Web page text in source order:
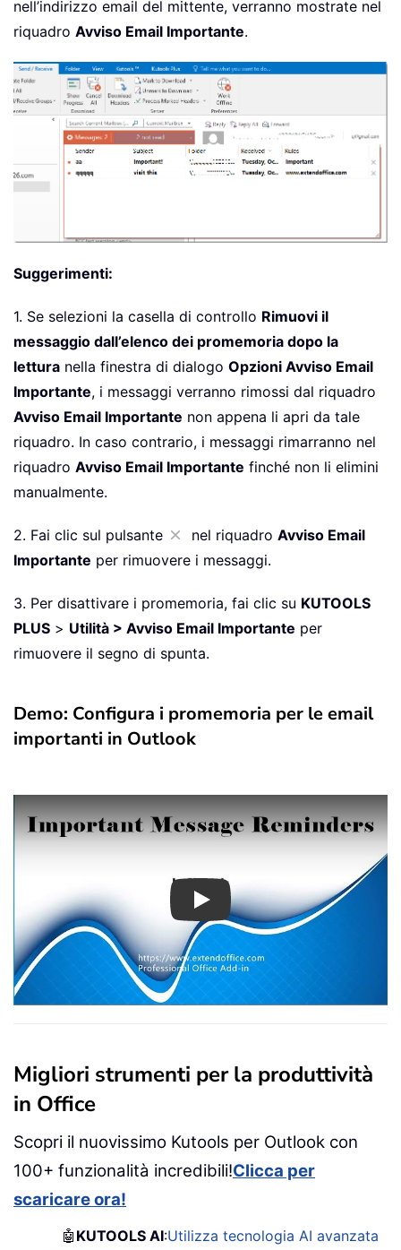
nell’indirizzo email del mittente, verranno mostrate nel
riquadro Avviso Email Importante.
Suggerimenti:
1. Se selezioni la casella di controllo Rimuovi il
messaggio dall’elenco dei promemoria dopo la
lettura nella finestra di dialogo Opzioni Avviso Email
Importante, i messaggi verranno rimossi dal riquadro
Avviso Email Importante non appena li apri da tale
riquadro. In caso contrario, i messaggi rimarranno nel
riquadro Avviso Email Importante finché non li elimini
manualmente.
2. Fai clic sul pulsante nel riquadro Avviso Email
Importante per rimuovere i messaggi.
3. Per disattivare i promemoria, fai clic su KUTOOLS
PLUS > Utilità > Avviso Email Importante per
rimuovere il segno di spunta.
Demo: Configura i promemoria per le email
importanti in Outlook
Play
Migliori strumenti per la produttività
in Office
Scopri il nuovissimo Kutools per Outlook con
100+ funzionalità incredibili!Clicca per
scaricare ora!
🤖 KUTOOLS AI:Utilizza tecnologia AI avanzata